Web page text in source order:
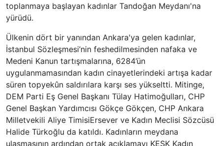
toplanmaya başlayan kadınlar Tandoğan Meydanı'na
yürüdü.
Ülkenin dört bir yanından Ankara'ya gelen kadınlar,
İstanbul Sözleşmesi’nin feshedilmesinden nafaka ve
Medeni Kanun tartışmalarına, 6284’ün
uygulanmamasından kadın cinayetlerindeki artışa kadar
süren topyekûn saldırılara karşı ses yükseltti. Mitinge,
DEM Parti Eş Genel Başkanı Tülay Hatimoğulları, CHP
Genel Başkan Yardımcısı Gökçe Gökçen, CHP Ankara
Milletvekili Aliye TimisiErsever ve Kadın Meclisi Sözcüsü
Halide Türkoğlu da katıldı. Kadınların meydana
ulaşmasının ardından ortak açıklamayı KESK Kadın